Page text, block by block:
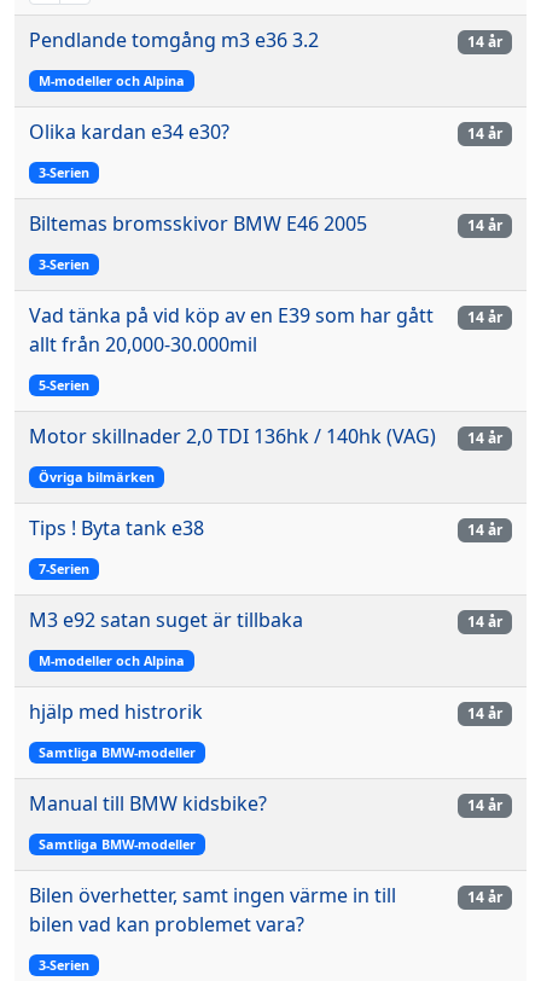
Pendlande tomgång m3 e36 3.2
M-modeller och Alpina
14 år
Olika kardan e34 e30?
3-Serien
14 år
Biltemas bromsskivor BMW E46 2005
3-Serien
14 år
Vad tänka på vid köp av en E39 som har gått
allt från 20,000-30.000mil
5-Serien
14 år
Motor skillnader 2,0 TDI 136hk / 140hk (VAG)
Övriga bilmärken
14 år
Tips ! Byta tank e38
7-Serien
14 år
M3 e92 satan suget är tillbaka
M-modeller och Alpina
14 år
hjälp med histrorik
Samtliga BMW-modeller
14 år
Manual till BMW kidsbike?
Samtliga BMW-modeller
14 år
Bilen överhetter, samt ingen värme in till
bilen vad kan problemet vara?
3-Serien
14 år